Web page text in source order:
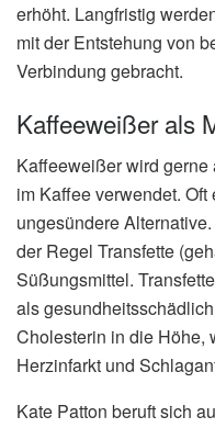
erhöht. Langfristig
mit der Entstehung von
Verbindung gebracht.
Kaffeeweißer als
Kaffeeweißer wird
im Kaffee verwendet.
ungesündere
der Regel Transfette
Süßungsmittel.
als
Cholesterin in die Höhe,
Herzinfarkt und
Kate Patton beruft sich